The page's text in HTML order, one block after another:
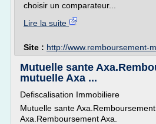
choisir un comparateur...
Lire la suite
Site : http://www.remboursement-
Mutuelle sante
mutuelle Axa ...
Defiscalisation Immobiliere
Mutuelle sante
Axa.Remboursement Axa.